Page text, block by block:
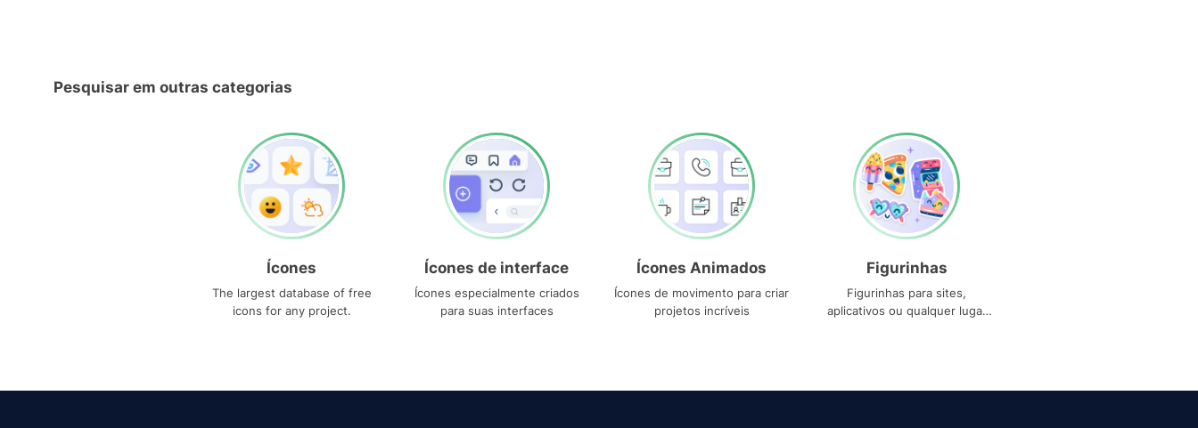
Pesquisar em outras categorias
Ícones
The largest database of free
icons for any project.
Ícones de interface
Ícones especialmente criados
para suas interfaces
Ícones Animados
Ícones de movimento para criar
projetos incríveis
Figurinhas
Figurinhas para sites,
aplicativos ou qualquer lugar